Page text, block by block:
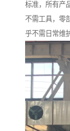
标准，所有产
不需工具，零
乎不需日常维